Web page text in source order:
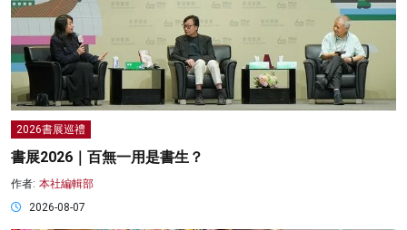
2026書展巡禮
書展2026｜百無一用是書生？
作者: 本社編輯部
2026-08-07